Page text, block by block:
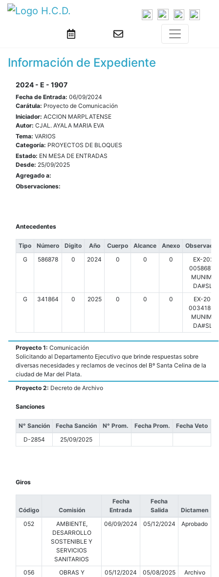
Información de Expediente
2024 - E - 1907
Fecha de Entrada: 06/09/2024
Carátula: Proyecto de Comunicación
Iniciador: ACCION MARPLATENSE
Autor: CJAL. AYALA MARIA EVA
Tema: VARIOS
Categoría: PROYECTOS DE BLOQUES
Estado: EN MESA DE ENTRADAS
Desde: 25/09/2025
Agregado a:
Observaciones:
Antecedentes
Tipo Número Digito Año Cuerpo Alcance Anexo
G
586878 0 2024 0 0 0
EX-
G
341864 0 2025 0 0 0
EX-
Proyecto 1: Comunicación
Solicitando al Departamento Ejecutivo que brinde respuestas sobre
diversas necesidades y reclamos de vecinos del Bº Santa Celina de la
ciudad de Mar del Plata.
Proyecto 2: Decreto de Archivo
Sanciones
N° Sanción Fecha Sanción N° Prom. Fecha Prom.
Fecha Veto
D-2854
25/09/2025
Giros
Código Comisión
Fecha
Entrada
Fecha
Salida
Dictamen
052
AMBIENTE,
DESARROLLO
SOSTENIBLE Y
SERVICIOS
SANITARIOS
06/09/2024 05/12/2024 Aprobado
056
OBRAS Y
05/12/2024 05/08/2025 Archivo